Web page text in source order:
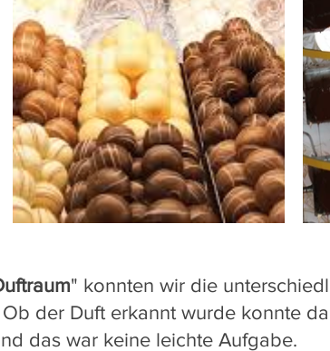
" konnten wir die
der Duft erkannt wurde konnte
das war keine leichte Aufgabe.